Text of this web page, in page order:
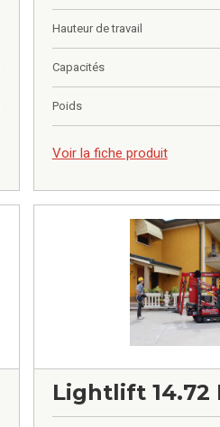
Hauteur de travail
Capacités
Poids
Voir la fiche produit
Lightlift 14.72